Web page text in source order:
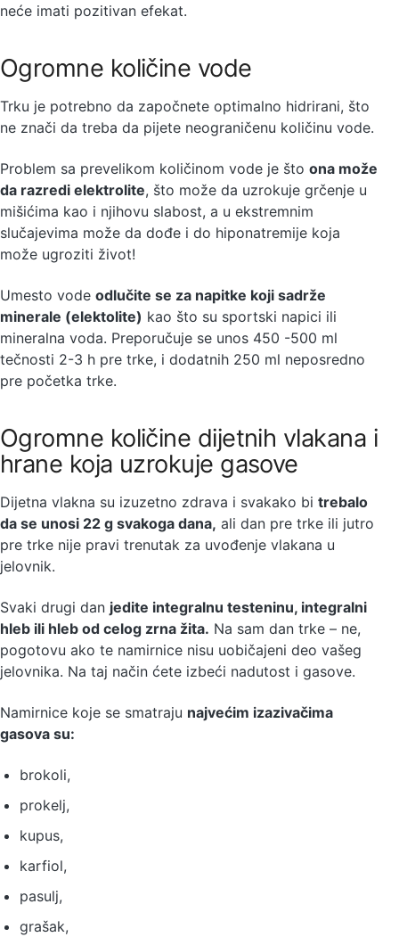
neće imati pozitivan efekat.
Ogromne količine vode
Trku je potrebno da započnete optimalno hidrirani, što
ne znači da treba da pijete neograničenu količinu vode.
Problem sa prevelikom količinom vode je što ona može
da razredi elektrolite, što može da uzrokuje grčenje u
mišićima kao i njihovu slabost, a u ekstremnim
slučajevima može da dođe i do hiponatremije koja
može ugroziti život!
Umesto vode odlučite se za napitke koji sadrže
minerale (elektolite) kao što su sportski napici ili
mineralna voda. Preporučuje se unos 450 -500 ml
tečnosti 2-3 h pre trke, i dodatnih 250 ml neposredno
pre početka trke.
Ogromne količine dijetnih vlakana i
hrane koja uzrokuje gasove
Dijetna vlakna su izuzetno zdrava i svakako bi trebalo
da se unosi 22 g svakoga dana, ali dan pre trke ili jutro
pre trke nije pravi trenutak za uvođenje vlakana u
jelovnik.
Svaki drugi dan jedite integralnu testeninu, integralni
hleb ili hleb od celog zrna žita. Na sam dan trke – ne,
pogotovu ako te namirnice nisu uobičajeni deo vašeg
jelovnika. Na taj način ćete izbeći nadutost i gasove.
Namirnice koje se smatraju najvećim izazivačima
gasova su:
brokoli,
prokelj,
kupus,
karfiol,
pasulj,
grašak,